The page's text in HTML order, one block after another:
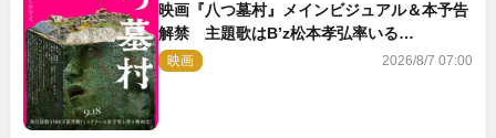
映画『八つ墓村』メインビジュアル＆本予告
解禁 主題歌はB’z松本孝弘率いる
TMG「DOOM」に決定
映画 2026/8/7 07:00